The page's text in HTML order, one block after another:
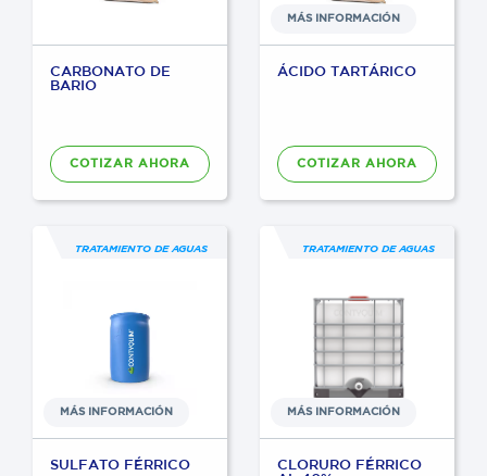
CARBONATO DE
BARIO
COTIZAR AHORA
MÁS INFORMACIÓN
ÁCIDO TARTÁRICO
COTIZAR AHORA
TRATAMIENTO DE AGUAS
MÁS INFORMACIÓN
SULFATO FÉRRICO
TRATAMIENTO DE AGUAS
MÁS INFORMACIÓN
CLORURO FÉRRICO